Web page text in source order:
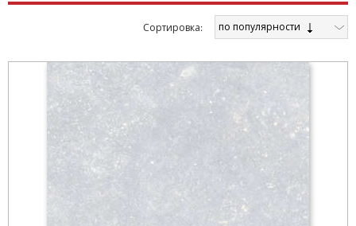
Cортировка: по популярности